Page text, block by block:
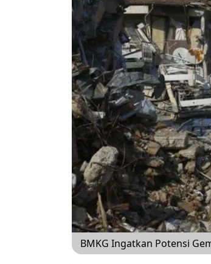
BMKG Ingatkan Potensi